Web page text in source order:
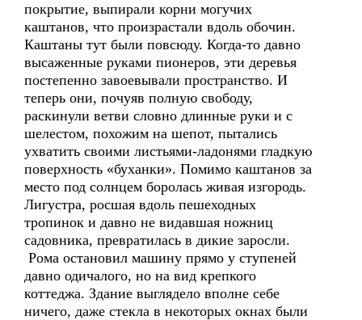
покрытие, выпирали корни могучих
каштанов, что произрастали вдоль обочин.
Каштаны тут были повсюду. Когда-то давно
высаженные руками пионеров, эти деревья
постепенно завоевывали пространство. И
теперь они, почуяв полную свободу,
раскинули ветви словно длинные руки и с
шелестом, похожим на шепот, пытались
ухватить своими листьями-ладонями гладкую
поверхность «буханки». Помимо каштанов за
место под солнцем боролась живая изгородь.
Лигустра, росшая вдоль пешеходных
тропинок и давно не видавшая ножниц
садовника, превратилась в дикие заросли.
Рома остановил машину прямо у ступеней
давно одичалого, но на вид крепкого
коттеджа. Здание выглядело вполне себе
ничего, даже стекла в некоторых окнах были